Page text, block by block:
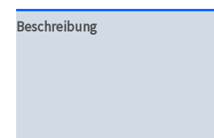
Beschreibung